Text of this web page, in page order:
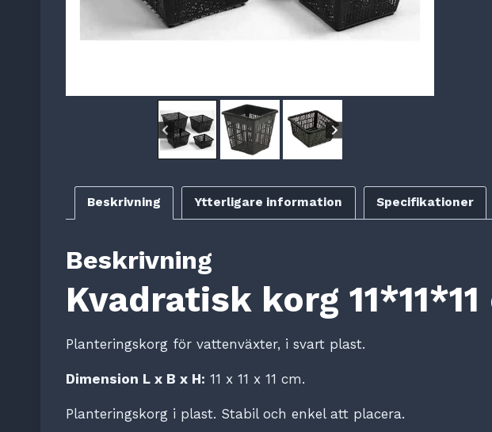
Beskrivning Ytterligare information Specifikationer
Beskrivning
Kvadratisk korg 11*11*11
Planteringskorg för vattenväxter, i svart plast.
Dimension L x B x H: 11 x 11 x 11 cm.
Planteringskorg i plast. Stabil och enkel att placera.